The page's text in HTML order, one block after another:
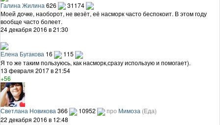
Галина Жилина 626
31174
Моей дочке, наоборот, не везёт, её насморк часто беспокоит. В этом году
вообще часто болеет.
24 декабря 2016 в 21:30
Елена Бугакова 16
115
Я то же таким пользуюсь, как насморк,сразу использую и помогает).
13 февраля 2017 в 21:54
+56
Светлана Новикова 366 10952 про Мимоза (Еда)
22 декабря 2016 в 12:48